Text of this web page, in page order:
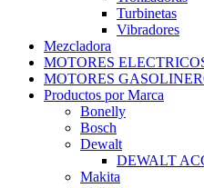
Turbinetas
Vibradores
Mezcladora
MOTORES
MOTORES
Productos por Marca
Bonelly
Bosch
Dewalt
DEWALT
Makita